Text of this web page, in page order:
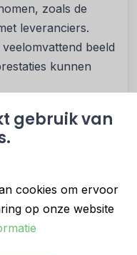
gebruik van
cookies om ervoor
op onze website
zoals de
leveranciers.
beeld
kunnen
norm is de
organisaties
14001
in lijn